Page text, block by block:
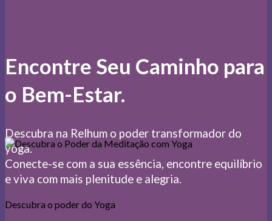
Encontre Seu Caminho para
o Bem-Estar.
Descubra na Relhum o poder transformador do
yoga.
Conecte-se com a sua essência, encontre equilíbrio
e viva com mais plenitude e alegria.
Descubra o poder do Yoga